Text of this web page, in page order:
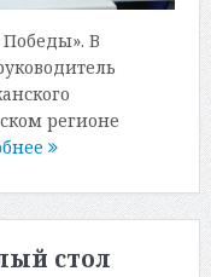
Победы». В
регионе
стол